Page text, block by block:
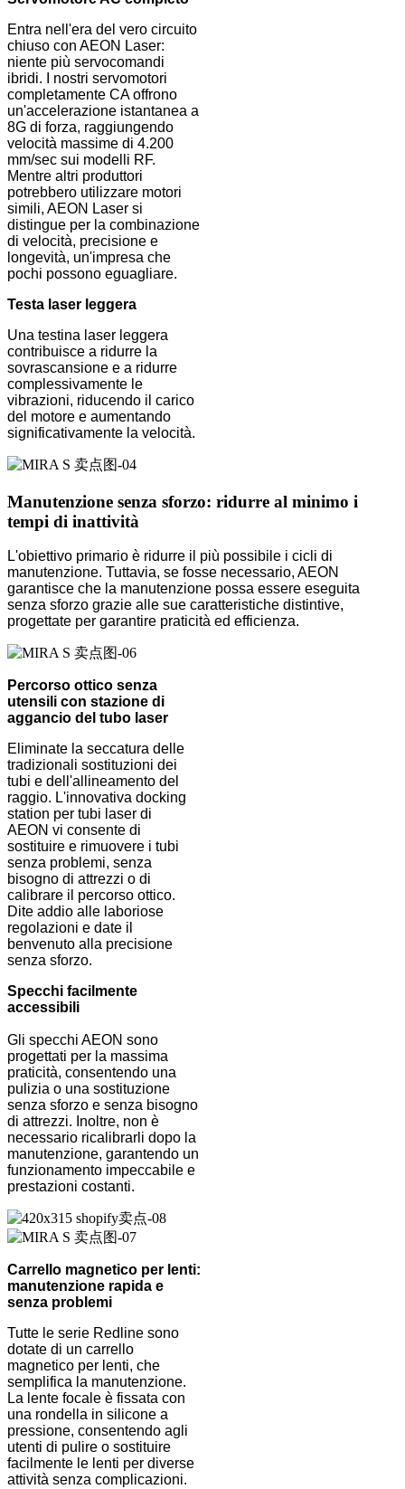
Entra nell'era del vero circuito
chiuso con AEON Laser:
niente più servocomandi
ibridi. I nostri servomotori
completamente CA offrono
un'accelerazione istantanea a
8G di forza, raggiungendo
velocità massime di 4.200
mm/sec sui modelli RF.
Mentre altri produttori
potrebbero utilizzare motori
simili, AEON Laser si
distingue per la combinazione
di velocità, precisione e
longevità, un'impresa che
pochi possono eguagliare.
Testa laser leggera
Una testina laser leggera
contribuisce a ridurre la
sovrascansione e a ridurre
complessivamente le
vibrazioni, riducendo il carico
del motore e aumentando
significativamente la velocità.
Manutenzione senza sforzo: ridurre al minimo i
tempi di inattività
L'obiettivo primario è ridurre il più possibile i cicli di
manutenzione. Tuttavia, se fosse necessario, AEON
garantisce che la manutenzione possa essere eseguita
senza sforzo grazie alle sue caratteristiche distintive,
progettate per garantire praticità ed efficienza.
Percorso ottico senza
utensili con stazione di
aggancio del tubo laser
Eliminate la seccatura delle
tradizionali sostituzioni dei
tubi e dell'allineamento del
raggio. L'innovativa docking
station per tubi laser di
AEON vi consente di
sostituire e rimuovere i tubi
senza problemi, senza
bisogno di attrezzi o di
calibrare il percorso ottico.
Dite addio alle laboriose
regolazioni e date il
benvenuto alla precisione
senza sforzo.
Specchi facilmente
accessibili
Gli specchi AEON sono
progettati per la massima
praticità, consentendo una
pulizia o una sostituzione
senza sforzo e senza bisogno
di attrezzi. Inoltre, non è
necessario ricalibrarli dopo la
manutenzione, garantendo un
funzionamento impeccabile e
prestazioni costanti.
Carrello magnetico per lenti:
manutenzione rapida e
senza problemi
Tutte le serie Redline sono
dotate di un carrello
magnetico per lenti, che
semplifica la manutenzione.
La lente focale è fissata con
una rondella in silicone a
pressione, consentendo agli
utenti di pulire o sostituire
facilmente le lenti per diverse
attività senza complicazioni.